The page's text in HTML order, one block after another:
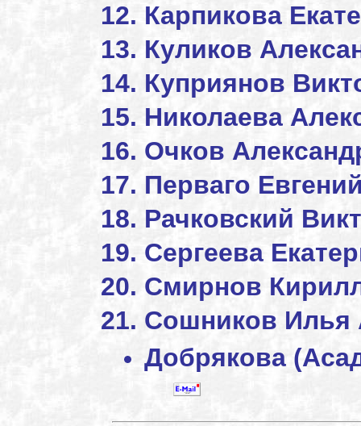
Карпикова
Куликов
Куприянов
Николаева
Очков
Перваго
Рачковский
Сергеева
Смирнов
Сошников Илья
Добрякова